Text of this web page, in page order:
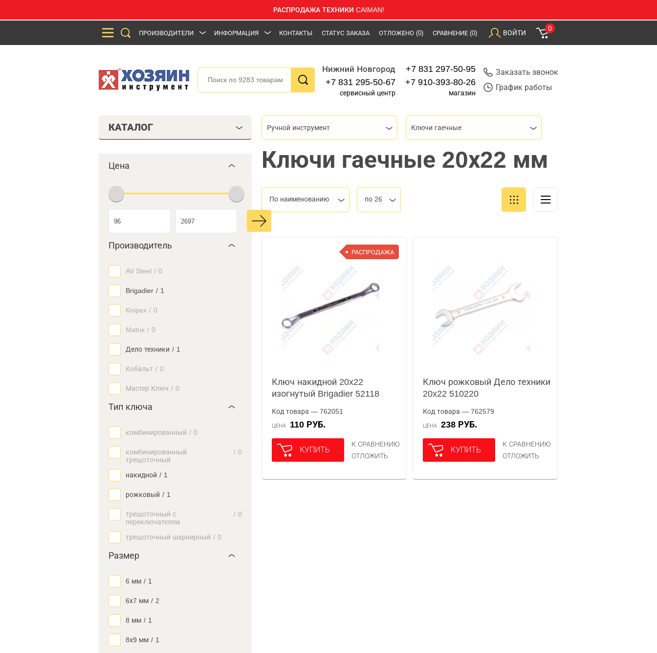
РАСПРОДАЖА ТЕХНИКИ CAIMAN!
ПРОИЗВОДИТЕЛИ ИНФОРМАЦИЯ КОНТАКТЫ СТАТУС ЗАКАЗА ОТЛОЖЕНО (0) СРАВНЕНИЕ (0) ВОЙТИ
0
Нижний Новгород
+7 831 295-50-67
сервисный центр
+7 831 297-50-95
+7 910-393-80-26
магазин
Заказать звонок
График работы
КАТАЛОГ
Цена
Производитель
AV Steel / 0
Brigadier / 1
Knipex / 0
Matrix / 0
Дело техники / 1
Кобальт / 0
Мастер Ключ / 0
Тип ключа
комбинированный / 0
комбинированный
трещоточный
/ 0
накидной / 1
рожковый / 1
трещоточный с
переключателем
/ 0
трещоточный шарнирный / 0
Размер
6 мм / 1
6х7 мм / 2
8 мм / 1
8х9 мм / 1
Ручной инструмент Ключи гаечные
Ключи гаечные 20х22 мм
По наименованию по 26
РАСПРОДАЖА
Ключ накидной 20x22
изогнутый Brigadier 52118
Код товара — 762051
ЦЕНА 110 РУБ.
КУПИТЬ
К СРАВНЕНИЮ
ОТЛОЖИТЬ
Ключ рожковый Дело техники
20x22 510220
Код товара — 762579
ЦЕНА 238 РУБ.
КУПИТЬ
К СРАВНЕНИЮ
ОТЛОЖИТЬ